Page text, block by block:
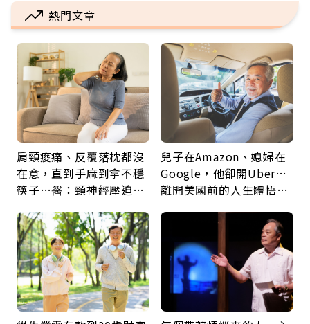
熱門文章
肩頸痠痛、反覆落枕都沒
在意，直到手麻到拿不穩
筷子…醫：頸神經壓迫上
鍵
兒子在Amazon、媳婦在
Google，他卻開Uber…
離開美國前的人生體悟：